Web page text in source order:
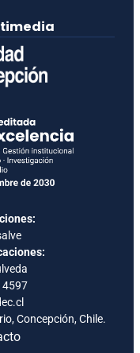
4597
Concepción, Chile.